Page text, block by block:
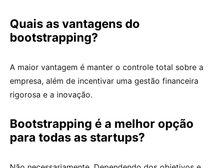
Quais as vantagens do
bootstrapping?
A maior vantagem é manter o controle total sobre a
empresa, além de incentivar uma gestão financeira
rigorosa e a inovação.
Bootstrapping é a melhor opção
para todas as startups?